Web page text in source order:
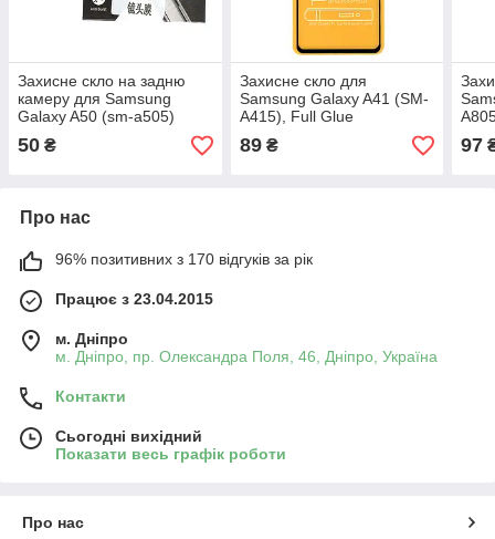
Захисне скло на задню
камеру для Samsung
Galaxy A50 (sm-a505)
50 ₴
Захисне скло для
Samsung Galaxy A41 (SM-
A415), Full Glue
89₴ 97
Про нас
96% позитивних з 170 відгуків за рік
Працює з 23.04.2015
м. Дніпро
м. Дніпро, пр. Олександра Поля, 46, Дніпро, Україна
Контакти
Сьогодні вихідний
Показати весь графік роботи
Про нас